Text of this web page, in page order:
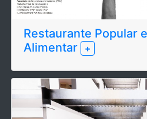
Restaurante Popular
Alimentar
+